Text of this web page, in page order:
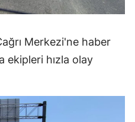
Merkezi'ne haber
ekipleri hızla olay